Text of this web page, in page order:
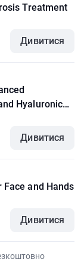
Treatment
Дивитися
Hyaluronic
Дивитися
Face and Hands
Дивитися